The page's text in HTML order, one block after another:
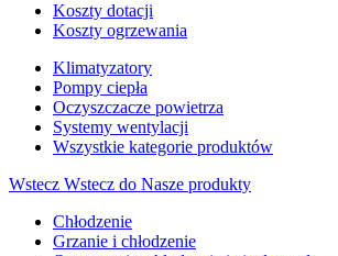
Koszty dotacji
Koszty ogrzewania
Klimatyzatory
Pompy ciepła
Oczyszczacze powietrza
Systemy wentylacji
Wszystkie kategorie produktów
Wstecz Wstecz do Nasze produkty
Chłodzenie
Grzanie i chłodzenie